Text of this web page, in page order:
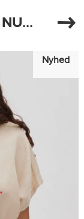
Nyhed